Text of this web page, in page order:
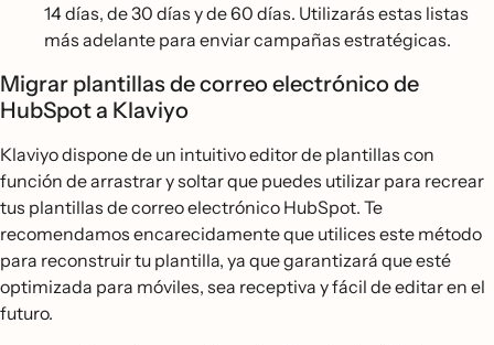
14 días, de 30 días y de 60 días. Utilizarás estas listas
más adelante para enviar campañas estratégicas.
Migrar plantillas de correo electrónico de
HubSpot a Klaviyo
Klaviyo dispone de un intuitivo editor de plantillas con
función de arrastrar y soltar que puedes utilizar para recrear
tus plantillas de correo electrónico HubSpot. Te
recomendamos encarecidamente que utilices este método
para reconstruir tu plantilla, ya que garantizará que esté
optimizada para móviles, sea receptiva y fácil de editar en el
futuro.